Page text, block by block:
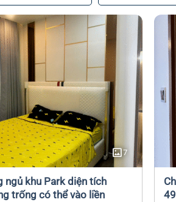
imagesmode7
ngủ khu Park diện tích
trống có thể vào liền